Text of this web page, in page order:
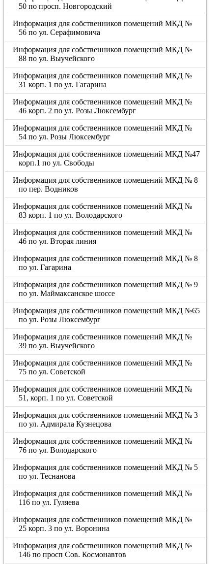
50 по просп. Новгородский
Информация для собственников помещений МКД №
56 по ул. Серафимовича
Информация для собственников помещений МКД №
88 по ул. Выучейского
Информация для собственников помещений МКД №
31 корп. 1 по ул. Гагарина
Информация для собственников помещений МКД №
46 корп. 2 по ул. Розы Люксембург
Информация для собственников помещений МКД №
54 по ул. Розы Люксембург
Информация для собственников помещений МКД №47
корп.1 по ул. Свободы
Информация для собственников помещений МКД № 8
по пер. Водников
Информация для собственников помещений МКД №
83 корп. 1 по ул. Володарского
Информация для собственников помещений МКД №
46 по ул. Вторая линия
Информация для собственников помещений МКД № 8
по ул. Гагарина
Информация для собственников помещений МКД № 9
по ул. Маймаксанское шоссе
Информация для собственников помещений МКД №65
по ул. Розы Люксембург
Информация для собственников помещений МКД №
39 по ул. Выучейского
Информация для собственников помещений МКД №
75 по ул. Советской
Информация для собственников помещений МКД №
51, корп. 1 по ул. Советской
Информация для собственников помещений МКД № 3
по ул. Адмирала Кузнецова
Информация для собственников помещений МКД №
76 по ул. Володарского
Информация для собственников помещений МКД № 5
по ул. Теснанова
Информация для собственников помещений МКД №
116 по ул. Гуляева
Информация для собственников помещений МКД №
25 корп. 3 по ул. Воронина
Информация для собственников помещений МКД №
146 по просп Сов. Космонавтов